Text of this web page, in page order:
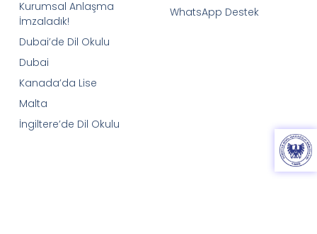
Kurumsal Anlaşma
İmzaladık!
Dubai’de Dil Okulu
Dubai
Kanada’da Lise
Malta
İngiltere’de Dil Okulu
WhatsApp Destek